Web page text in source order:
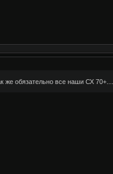
же обязательно все наши СХ